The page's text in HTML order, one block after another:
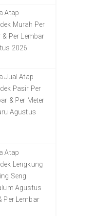
Atap
Murah Per
& Per Lembar
2026
Jual Atap
Pasir Per
& Per Meter
Agustus
Atap
Lengkung
Seng
Agustus
Per Lembar